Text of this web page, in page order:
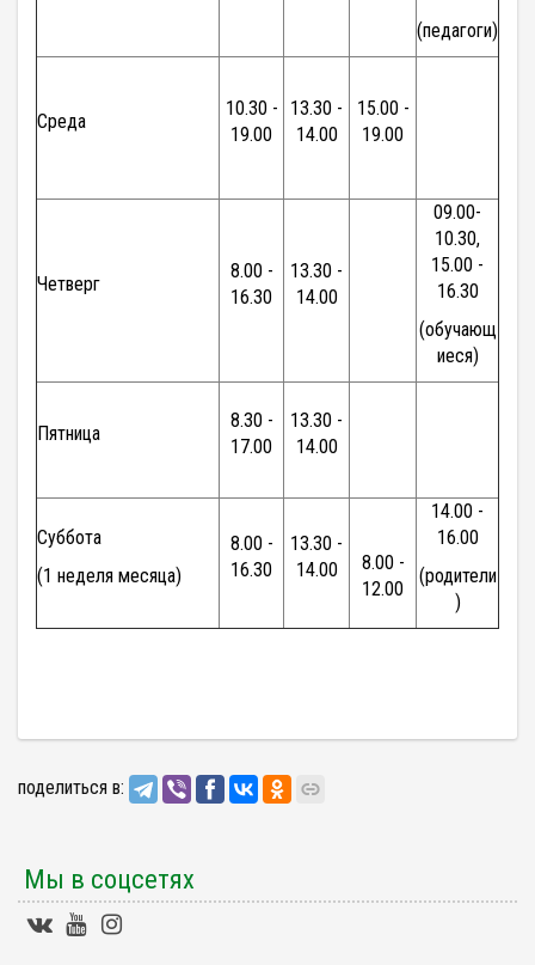
(педагоги)
Среда
10.30 -
19.00
13.30 -
14.00
15.00 -
19.00
Четверг
8.00 -
16.30
13.30 -
14.00
09.00-
10.30,
15.00 -
16.30
(обучающ
иеся)
Пятница
8.30 -
17.00
13.30 -
14.00
Суббота
(1 неделя месяца)
8.00 -
16.30
13.30 -
14.00
8.00 -
12.00
14.00 -
16.00
(родители
)
поделиться в:
Мы в соцсетях